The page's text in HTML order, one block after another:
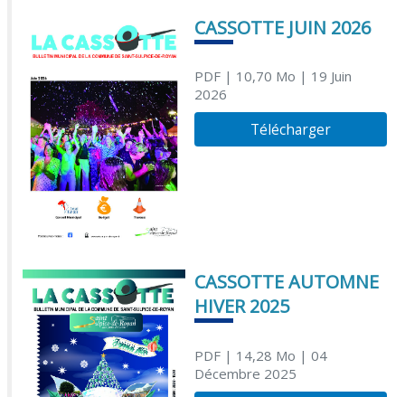
CASSOTTE JUIN 2026
PDF| 10,70 Mo | 19 Juin
2026
Télécharger
CASSOTTE AUTOMNE
HIVER 2025
PDF| 14,28 Mo | 04
Décembre 2025